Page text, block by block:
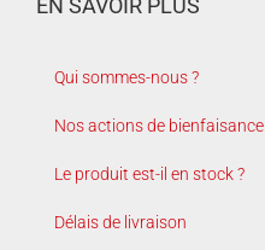
EN SAVOIR PLUS
Qui sommes-nous ?
Nos actions de bienfaisance
Le produit est-il en stock ?
Délais de livraison